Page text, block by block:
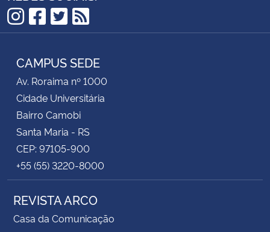
Instagram
Facebook
Twitter
RSS
CAMPUS SEDE
Av. Roraima nº 1000
Cidade Universitária
Bairro Camobi
Santa Maria - RS
CEP: 97105-900
+55 (55) 3220-8000
REVISTA ARCO
Casa da Comunicação